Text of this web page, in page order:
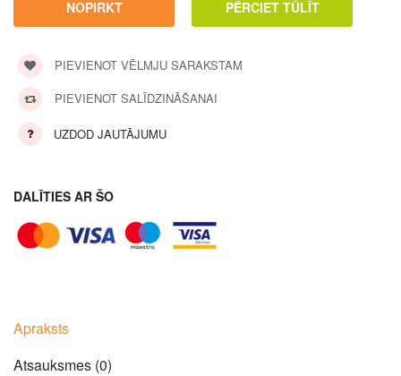
PIEVIENOT VĒLMJU SARAKSTAM
PIEVIENOT SALĪDZINĀŠANAI
UZDOD JAUTĀJUMU
DALĪTIES AR ŠO
Apraksts
Atsauksmes (0)